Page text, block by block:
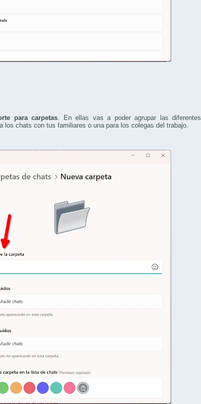
para carpetas . En ellas vas a poder agrupar las diferentes
chats con tus familiares o una para los colegas del trabajo.